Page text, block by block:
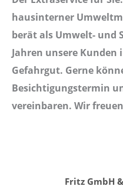
hausinterner
berät als Umwelt- und
Jahren unsere
Gefahrgut. Gerne
Besichtigungstermin
vereinbaren. Wir
Fritz GmbH